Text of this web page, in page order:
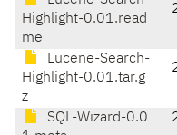
Highlight-0.01.read
me
Lucene-Search-
Highlight-0.01.tar.g
z
SQL-Wizard-0.0